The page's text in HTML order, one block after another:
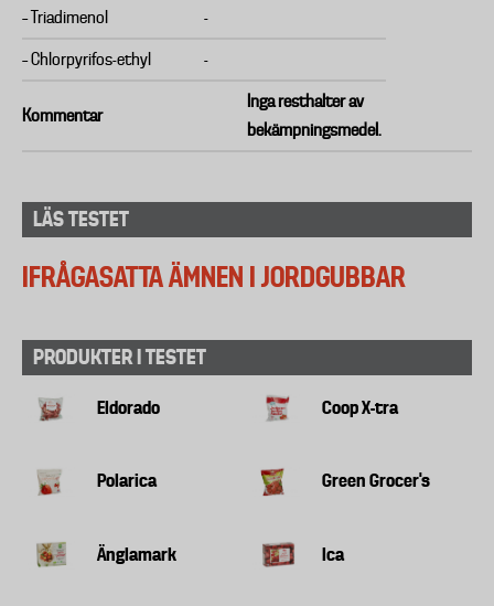
– Triadimenol -
– Chlorpyrifos-ethyl -
Kommentar
Inga resthalter av
bekämpningsmedel.
LÄS TESTET
IFRÅGASATTA ÄMNEN I JORDGUBBAR
PRODUKTER I TESTET
Eldorado Coop X-tra
Polarica Green Grocer's
Änglamark Ica